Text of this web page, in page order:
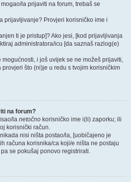
la prijaviti na forum, trebaš se
prijavljivanje? Provjeri korisničko ime i
ti je pristup]? Ako jesi, [kod prijavljivanja
administratora/icu [da saznaš razlog(e)
i još uvijek se ne možeš prijaviti,
provjeri što (ni)je u redu s tvojim korisničkim
na forum?
la netočno korisničko ime i(li) zaporku; ili
korisnički račun.
nisi ništa postao/la, [uobičajeno je
računa korisnika/ca koji/e ništa ne postaju
se pokušaj ponovo registrirati.